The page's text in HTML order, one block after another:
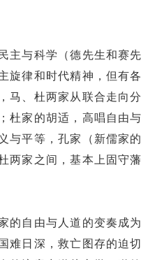
主与科学（德先生和赛先
旋律和时代精神，但有各
马、杜两家从联合走向分
杜家的胡适，高唱自由与
与平等，孔家（新儒家的
两家之间，基本上固守藩
的自由与人道的变奏成为
难日深，救亡图存的迫切